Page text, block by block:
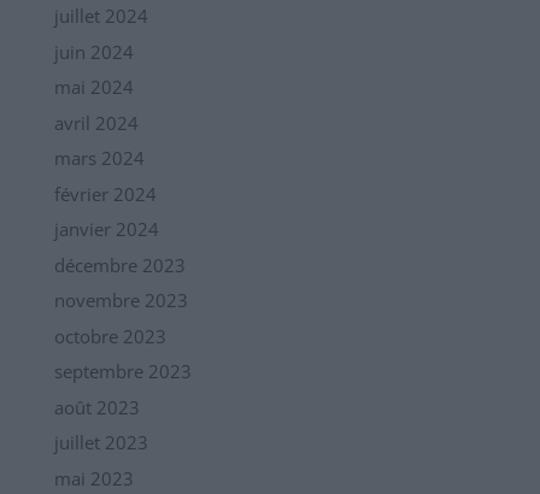
juillet 2024
juin 2024
mai 2024
avril 2024
mars 2024
février 2024
janvier 2024
décembre 2023
novembre 2023
octobre 2023
septembre 2023
août 2023
juillet 2023
mai 2023